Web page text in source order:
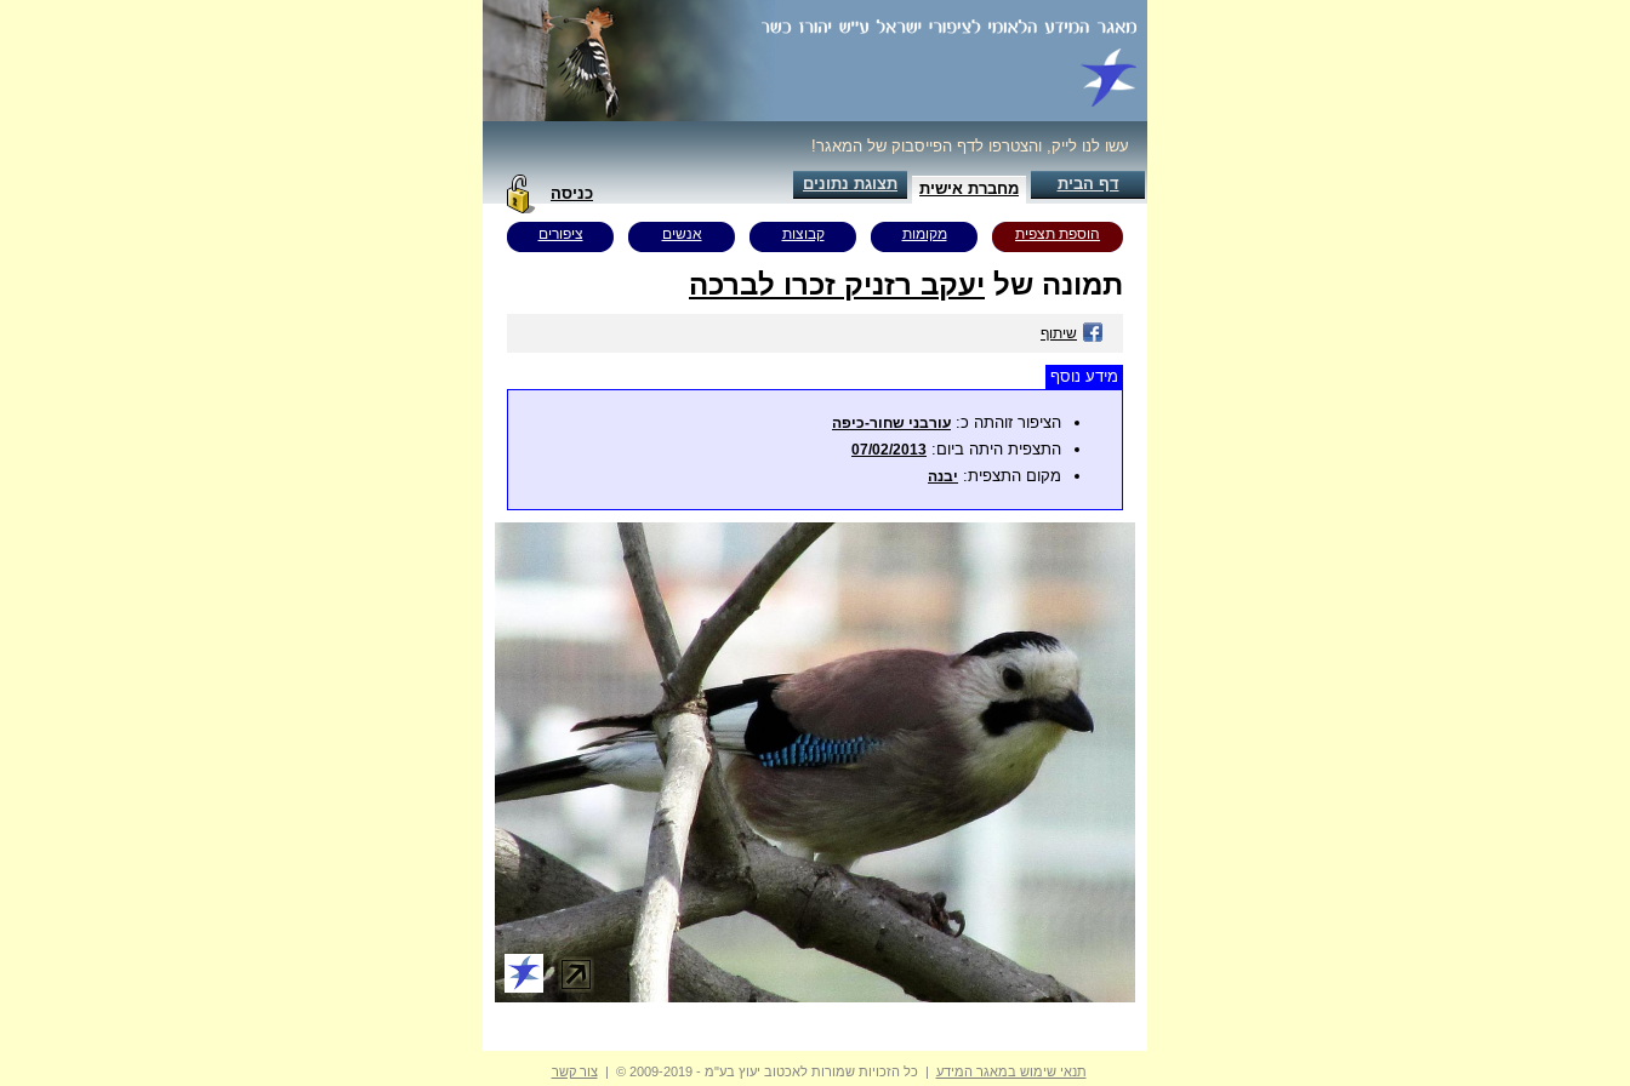
עשו לנו לייק, והצטרפו לדף הפייסבוק של המאגר!
דף הבית מחברת אישית תצוגת נתונים
כניסה
הוספת תצפית מקומות קבוצות אנשים ציפורים
תמונה של יעקב רזניק זכרו לברכה
שיתוף
מידע נוסף
הציפור זוהתה כ: עורבני שחור-כיפה
התצפית היתה ביום: 07/02/2013
מקום התצפית: יבנה
תנאי שימוש במאגר המידע | כל הזכויות שמורות לאכטוב יעוץ בע"מ - 2009-2019 © | צור קשר